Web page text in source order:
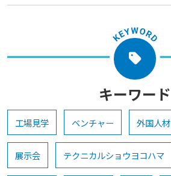
キーワード
工場見学 ベンチャー 外国人材
展示会 テクニカルショウヨコハマ